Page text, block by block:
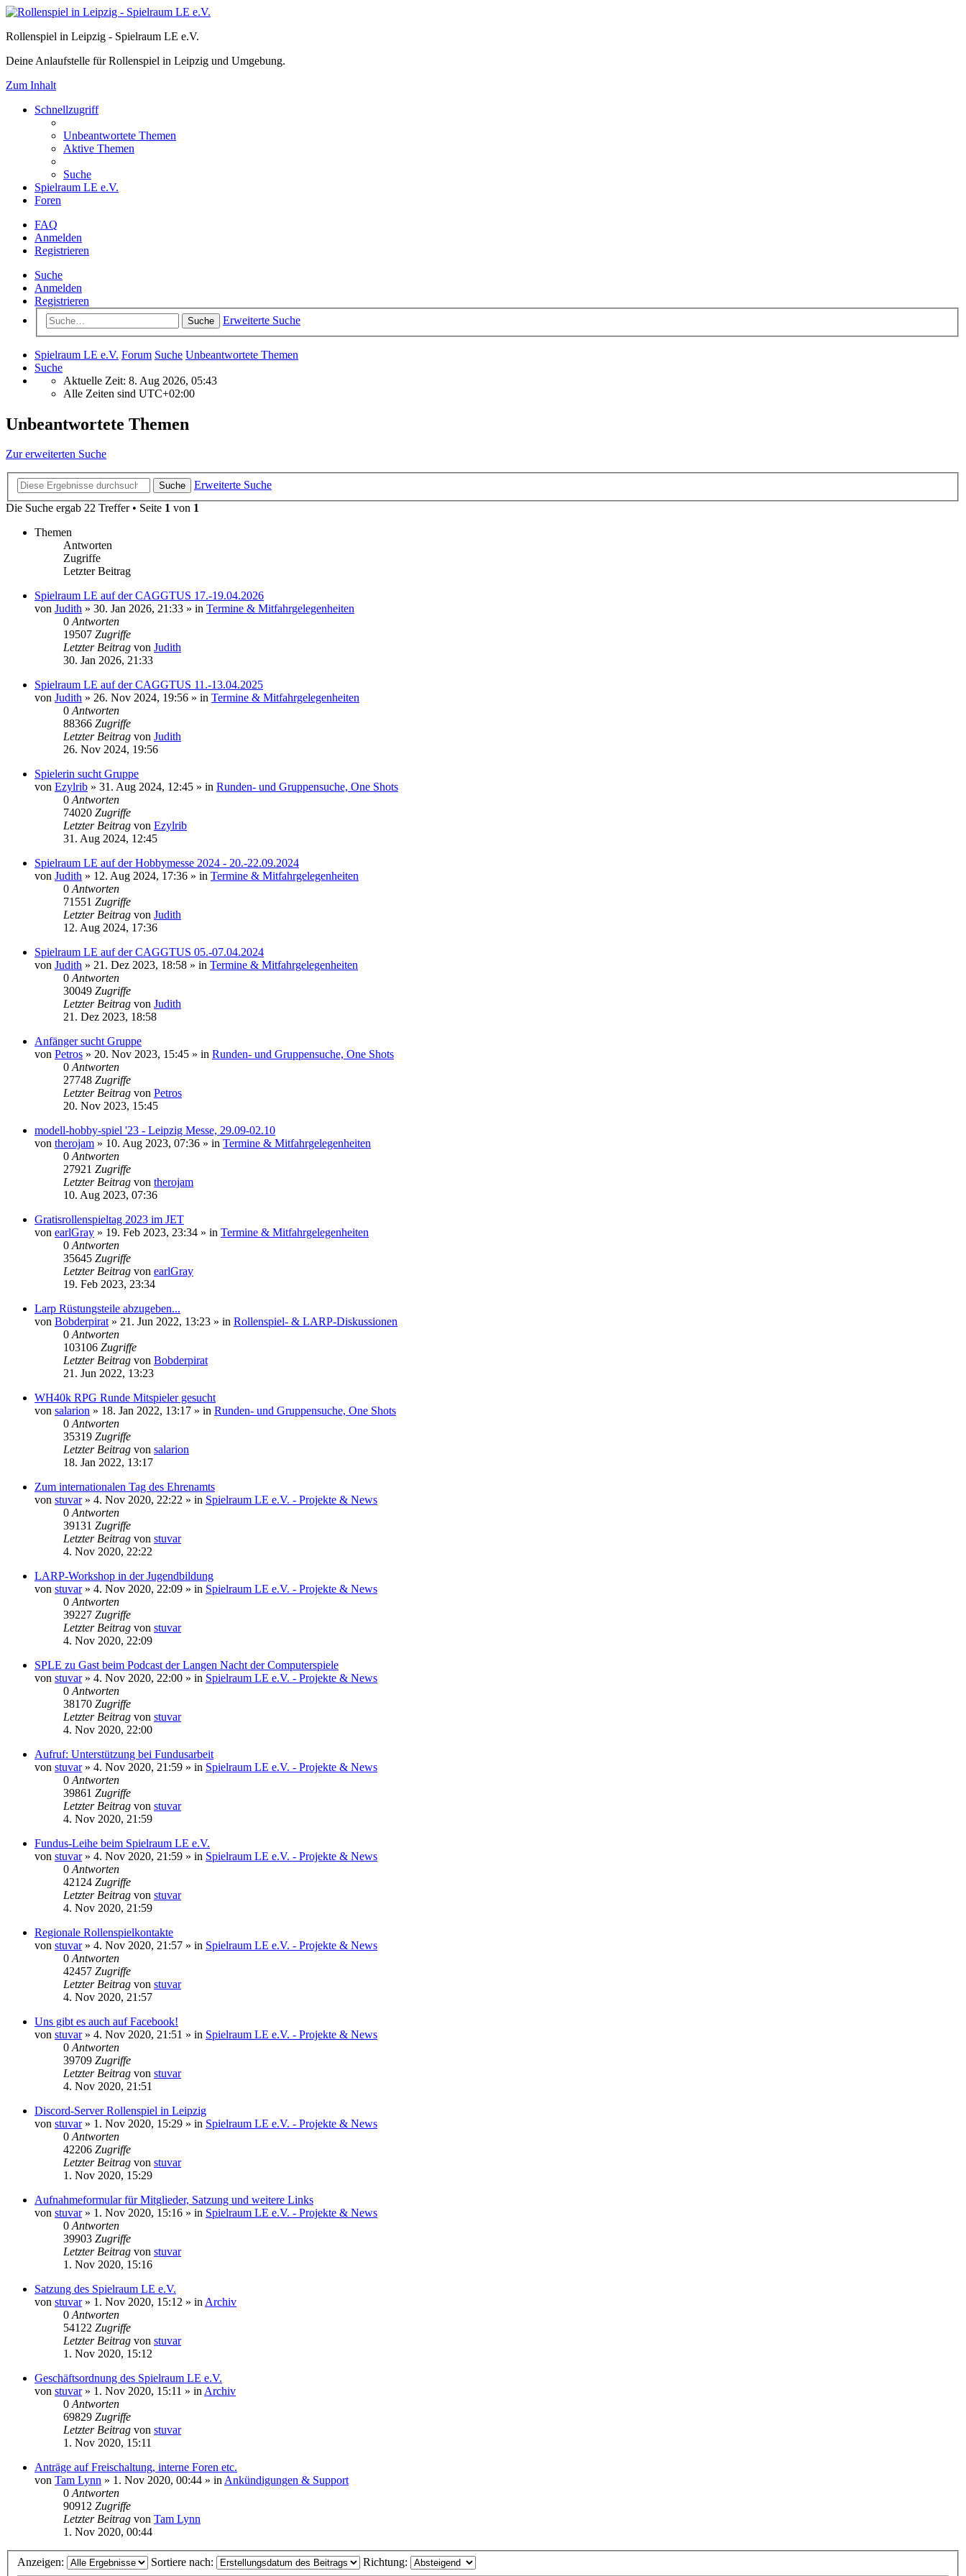
Rollenspiel in Leipzig - Spielraum LE e.V.
Deine Anlaufstelle für Rollenspiel in Leipzig und Umgebung.
Zum Inhalt
Schnellzugriff
Unbeantwortete Themen
Aktive Themen
Suche
Spielraum LE e.V.
Foren
FAQ
Anmelden
Registrieren
Suche
Anmelden
Registrieren
Suche Erweiterte Suche
Spielraum LE e.V. Forum Suche Unbeantwortete Themen
Suche
Aktuelle Zeit: 8. Aug 2026, 05:43
Alle Zeiten sind UTC+02:00
Unbeantwortete Themen
Zur erweiterten Suche
Suche
Erweiterte Suche
Die Suche ergab 22 Treffer • Seite 1 von 1
Themen
Antworten
Zugriffe
Letzter Beitrag
Spielraum LE auf der CAGGTUS 17.-19.04.2026
von Judith » 30. Jan 2026, 21:33 » in Termine & Mitfahrgelegenheiten
0 Antworten
19507 Zugriffe
Letzter Beitrag von Judith
30. Jan 2026, 21:33
Spielraum LE auf der CAGGTUS 11.-13.04.2025
von Judith » 26. Nov 2024, 19:56 » in Termine & Mitfahrgelegenheiten
0 Antworten
88366 Zugriffe
Letzter Beitrag von Judith
26. Nov 2024, 19:56
Spielerin sucht Gruppe
von Ezylrib » 31. Aug 2024, 12:45 » in Runden- und Gruppensuche, One Shots
0 Antworten
74020 Zugriffe
Letzter Beitrag von Ezylrib
31. Aug 2024, 12:45
Spielraum LE auf der Hobbymesse 2024 - 20.-22.09.2024
von Judith » 12. Aug 2024, 17:36 » in Termine & Mitfahrgelegenheiten
0 Antworten
71551 Zugriffe
Letzter Beitrag von Judith
12. Aug 2024, 17:36
Spielraum LE auf der CAGGTUS 05.-07.04.2024
von Judith » 21. Dez 2023, 18:58 » in Termine & Mitfahrgelegenheiten
0 Antworten
30049 Zugriffe
Letzter Beitrag von Judith
21. Dez 2023, 18:58
Anfänger sucht Gruppe
von Petros » 20. Nov 2023, 15:45 » in Runden- und Gruppensuche, One Shots
0 Antworten
27748 Zugriffe
Letzter Beitrag von Petros
20. Nov 2023, 15:45
modell-hobby-spiel '23 - Leipzig Messe, 29.09-02.10
von therojam » 10. Aug 2023, 07:36 » in Termine & Mitfahrgelegenheiten
0 Antworten
27921 Zugriffe
Letzter Beitrag von therojam
10. Aug 2023, 07:36
Gratisrollenspieltag 2023 im JET
von earlGray » 19. Feb 2023, 23:34 » in Termine & Mitfahrgelegenheiten
0 Antworten
35645 Zugriffe
Letzter Beitrag von earlGray
19. Feb 2023, 23:34
Larp Rüstungsteile abzugeben...
von Bobderpirat » 21. Jun 2022, 13:23 » in Rollenspiel- & LARP-Diskussionen
0 Antworten
103106 Zugriffe
Letzter Beitrag von Bobderpirat
21. Jun 2022, 13:23
WH40k RPG Runde Mitspieler gesucht
von salarion » 18. Jan 2022, 13:17 » in Runden- und Gruppensuche, One Shots
0 Antworten
35319 Zugriffe
Letzter Beitrag von salarion
18. Jan 2022, 13:17
Zum internationalen Tag des Ehrenamts
von stuvar» 4. Nov 2020, 22:22 » in Spielraum LE e.V. - Projekte & News
0 Antworten
39131 Zugriffe
Letzter Beitrag von stuvar
4. Nov 2020, 22:22
LARP-Workshop in der Jugendbildung
von stuvar» 4. Nov 2020, 22:09 » in Spielraum LE e.V. - Projekte & News
0 Antworten
39227 Zugriffe
Letzter Beitrag von stuvar
4. Nov 2020, 22:09
SPLE zu Gast beim Podcast der Langen Nacht der Computerspiele
von stuvar» 4. Nov 2020, 22:00 » in Spielraum LE e.V. - Projekte & News
0 Antworten
38170 Zugriffe
Letzter Beitrag von stuvar
4. Nov 2020, 22:00
Aufruf: Unterstützung bei Fundusarbeit
von stuvar» 4. Nov 2020, 21:59 » in Spielraum LE e.V. - Projekte & News
0 Antworten
39861 Zugriffe
Letzter Beitrag von stuvar
4. Nov 2020, 21:59
Fundus-Leihe beim Spielraum LE e.V.
von stuvar» 4. Nov 2020, 21:59 » in Spielraum LE e.V. - Projekte & News
0 Antworten
42124 Zugriffe
Letzter Beitrag von stuvar
4. Nov 2020, 21:59
Regionale Rollenspielkontakte
von stuvar» 4. Nov 2020, 21:57 » in Spielraum LE e.V. - Projekte & News
0 Antworten
42457 Zugriffe
Letzter Beitrag von stuvar
4. Nov 2020, 21:57
Uns gibt es auch auf Facebook!
von stuvar» 4. Nov 2020, 21:51 » in Spielraum LE e.V. - Projekte & News
0 Antworten
39709 Zugriffe
Letzter Beitrag von stuvar
4. Nov 2020, 21:51
Discord-Server Rollenspiel in Leipzig
von stuvar» 1. Nov 2020, 15:29 » in Spielraum LE e.V. - Projekte & News
0 Antworten
42206 Zugriffe
Letzter Beitrag von stuvar
1. Nov 2020, 15:29
Aufnahmeformular für Mitglieder, Satzung und weitere Links
von stuvar» 1. Nov 2020, 15:16 » in Spielraum LE e.V. - Projekte & News
0 Antworten
39903 Zugriffe
Letzter Beitrag von stuvar
1. Nov 2020, 15:16
Satzung des Spielraum LE e.V.
von stuvar» 1. Nov 2020, 15:12 » in Archiv
0 Antworten
54122 Zugriffe
Letzter Beitrag von stuvar
1. Nov 2020, 15:12
Geschäftsordnung des Spielraum LE e.V.
von stuvar» 1. Nov 2020, 15:11 » in Archiv
0 Antworten
69829 Zugriffe
Letzter Beitrag von stuvar
1. Nov 2020, 15:11
Anträge auf Freischaltung, interne Foren etc.
von Tam Lynn » 1. Nov 2020, 00:44 » in Ankündigungen & Support
0 Antworten
90912 Zugriffe
Letzter Beitrag von Tam Lynn
1. Nov 2020, 00:44
Anzeigen: Sortiere nach: Richtung: